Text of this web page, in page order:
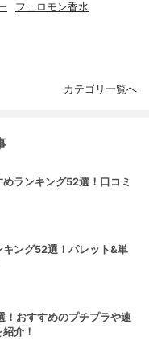
フェロモン香水
カテゴリ一覧へ
ランキング52選！口コミ
ング52選！パレット&単
！おすすめのプチプラや速
介！